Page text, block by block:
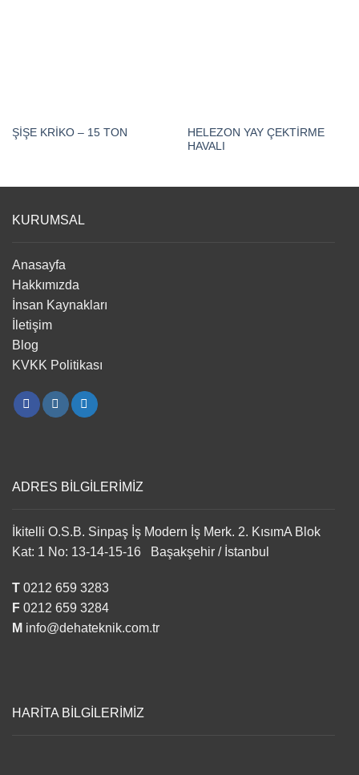
ŞİŞE KRİKO – 15 TON
HELEZON YAY ÇEKTİRME
HAVALI
KURUMSAL
Anasayfa
Hakkımızda
İnsan Kaynakları
İletişim
Blog
KVKK Politikası
ADRES BİLGİLERİMİZ
İkitelli O.S.B. Sinpaş İş Modern İş Merk. 2. KısımA Blok
Kat: 1 No: 13-14-15-16 Başakşehir / İstanbul
T 0212 659 3283
F 0212 659 3284
M info@dehateknik.com.tr
HARİTA BİLGİLERİMİZ